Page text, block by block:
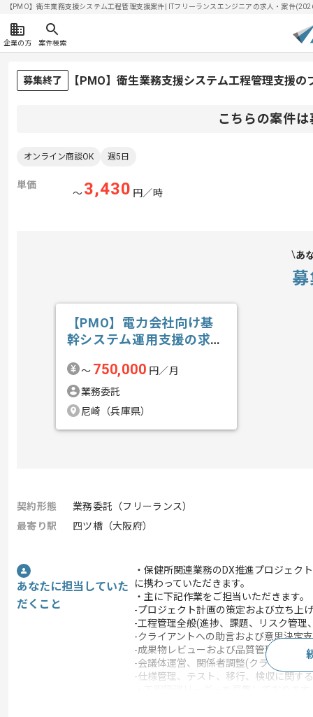
【PMO】衛生業務支援システム工程管理支援案件| ITフリーランスエンジニアの求人・案件
企業の方 案件検索
募集終了 【PMO】衛生業務支援システム工程管理支援
こちらの案件
オンライン商談OK 週5日
単価
〜3,430 円／時
あ
【PMO】電力会社向け基
幹システム運用支援の求
〜 750,000 円／月
業務委託
尼崎（兵庫県）
契約形態
業務委託（フリーランス）
最寄り駅
四ツ橋（大阪府）
あなたに担当していた
だくこと
・保健所関連業務のDX推進プロジェク
に携わっていただきます。
・主に下記作業をご担当いただきます。
-プロジェクト計画の策定および立ち上
-工程管理全般(進捗、課題、リスク管理
-クライアントへの助言および意思決定
-成果物レビューおよび品質管理支援
-会議体運営、関係者調整(クライアント
-仕様管理、テスト、移行、検収に関す